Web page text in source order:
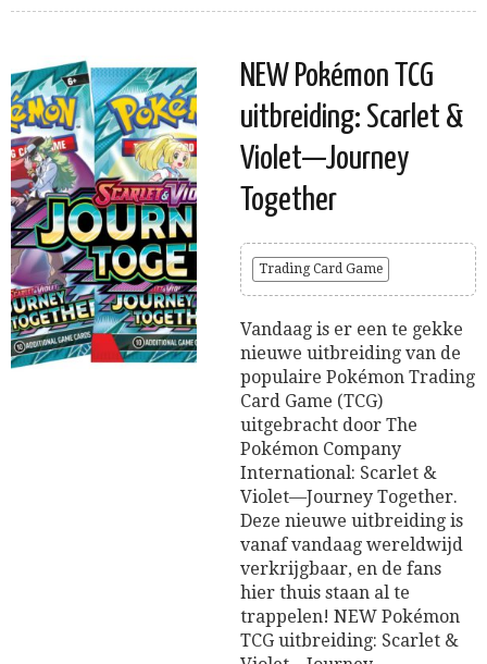
NEW Pokémon TCG
uitbreiding: Scarlet &
Violet—Journey
Together
Trading Card Game
Vandaag is er een te gekke
nieuwe uitbreiding van de
populaire Pokémon Trading
Card Game (TCG)
uitgebracht door The
Pokémon Company
International: Scarlet &
Violet—Journey Together.
Deze nieuwe uitbreiding is
vanaf vandaag wereldwijd
verkrijgbaar, en de fans
hier thuis staan al te
trappelen! NEW Pokémon
TCG uitbreiding: Scarlet &